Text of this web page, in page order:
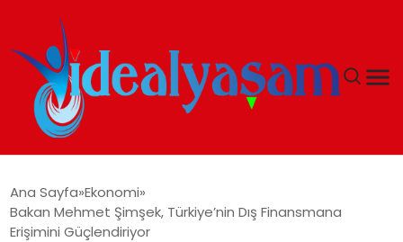
GÜNDEM
Ana Sayfa Ekonomi
Bakan Mehmet Şimşek, Türkiye’nin Dış Finansmana
Erişimini Güçlendiriyor